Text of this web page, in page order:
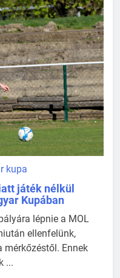
kupa
játék nélkül
Kupában
lépnie a MOL
ellenfelünk,
mérkőzéstől. Ennek
...